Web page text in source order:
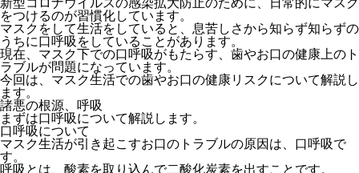
新型コロナウイルスの感染拡大防止のために、日常的にマスク
をつけるのが習慣化しています。
マスクをして生活をしていると、息苦しさから知らず知らずの
うちに口呼吸をしていることがあります。
現在、マスク下での口呼吸がもたらす、歯やお口の健康上のト
ラブルが問題になっています。
今回は、マスク生活での歯やお口の健康リスクについて解説し
ます。
諸悪の根源、呼吸
まずは口呼吸について解説します。
口呼吸について
マスク生活が引き起こすお口のトラブルの原因は、口呼吸で
す。
呼吸とは、酸素を取り込んで二酸化炭素を出すことです。